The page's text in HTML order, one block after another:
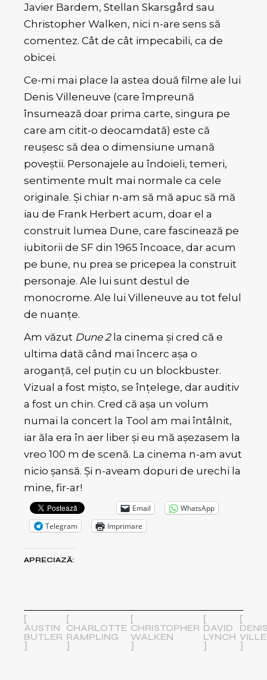
Javier Bardem, Stellan Skarsgård sau
Christopher Walken, nici n-are sens să
comentez. Cât de cât impecabili, ca de
obicei.
Ce-mi mai place la astea două filme ale lui
Denis Villeneuve (care împreună
însumează doar prima carte, singura pe
care am citit-o deocamdată) este că
reușesc să dea o dimensiune umană
poveștii. Personajele au îndoieli, temeri,
sentimente mult mai normale ca cele
originale. Și chiar n-am să mă apuc să mă
iau de Frank Herbert acum, doar el a
construit lumea Dune, care fascinează pe
iubitorii de SF din 1965 încoace, dar acum
pe bune, nu prea se pricepea la construit
personaje. Ale lui sunt destul de
monocrome. Ale lui Villeneuve au tot felul
de nuanțe.
Am văzut Dune 2 la cinema și cred că e
ultima dată când mai încerc așa o
aroganță, cel puțin cu un blockbuster.
Vizual a fost mișto, se înțelege, dar auditiv
a fost un chin. Cred că așa un volum
numai la concert la Tool am mai întâlnit,
iar ăla era în aer liber și eu mă așezasem la
vreo 100 m de scenă. La cinema n-am avut
nicio șansă. Și n-aveam dopuri de urechi la
mine, fir-ar!
Email
WhatsApp
Telegram
Imprimare
APRECIAZĂ:
AUSTIN
BUTLER
CHARLOTTE
RAMPLING
CHRISTOPHER
WALKEN
DAVID
LYNCH